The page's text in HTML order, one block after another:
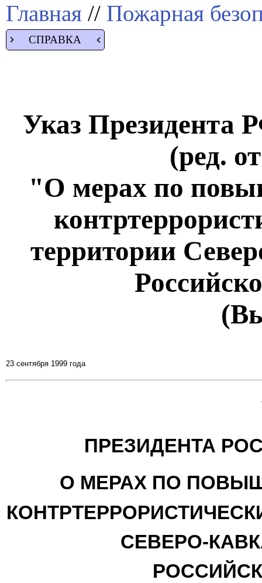
Главная // Пожарная
СПРАВКА
Указ Президента
(ред.
"О мерах по
территории
23 сентября 1999 года
ПРЕЗИДЕНТА
О МЕРАХ ПО
СЕВЕРО-